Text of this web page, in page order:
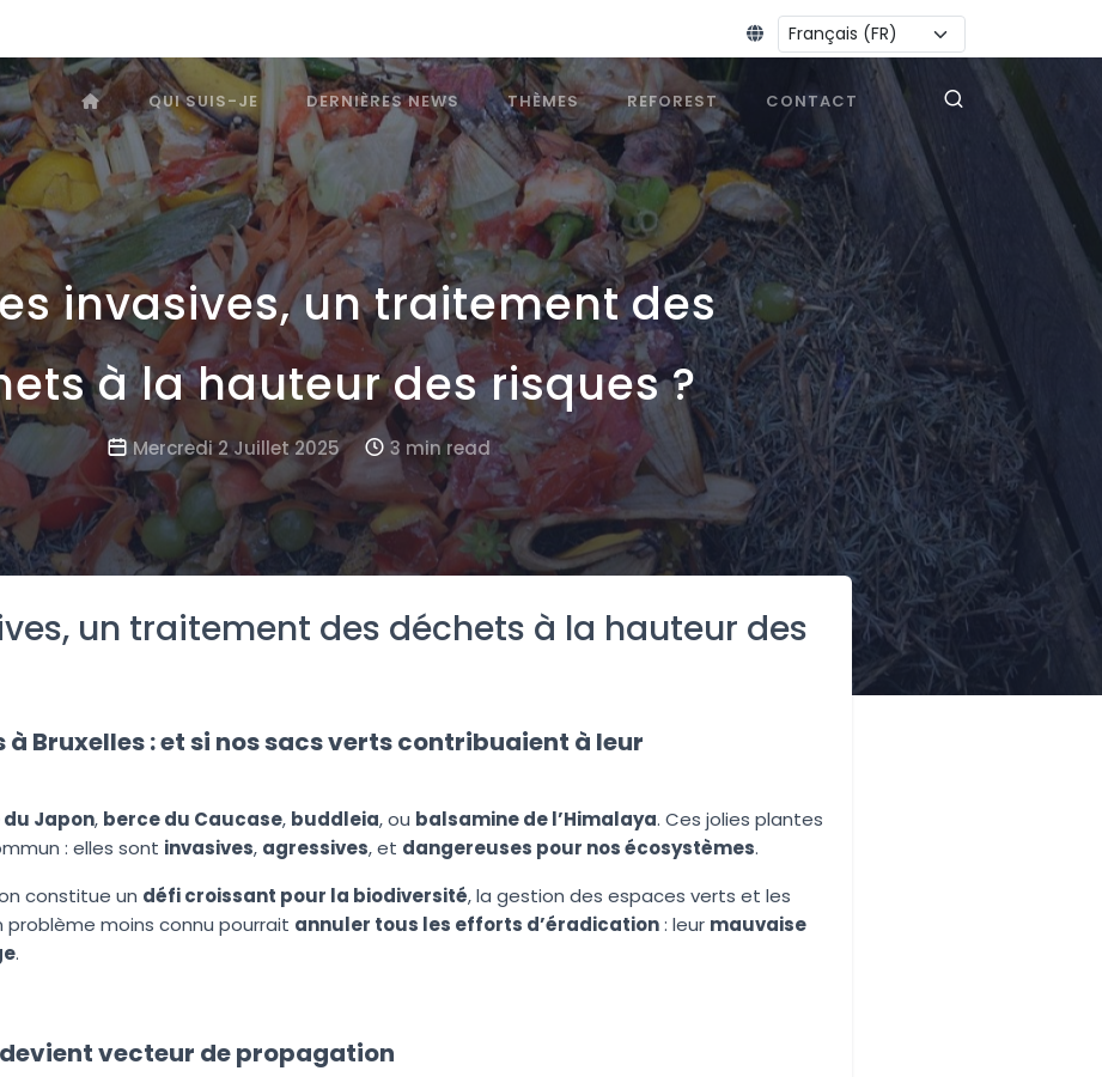
Changer la langue :
QUI SUIS-JE DERNIÈRES NEWS THÈMES REFOREST CONTACT
invasives, un traitement des
à la hauteur des risques ?
Mercredi 2 Juillet 2025 3 min read
un traitement des déchets à la hauteur des
à Bruxelles : et si nos sacs verts contribuaient à leur
Japon, berce du Caucase, buddleia, ou balsamine de l’Himalaya. Ces jolies plantes
: elles sont invasives, agressives, et dangereuses pour nos écosystèmes.
constitue un défi croissant pour la biodiversité, la gestion des espaces verts et les
problème moins connu pourrait annuler tous les efforts d’éradication: leur mauvaise
.
vecteur de propagation